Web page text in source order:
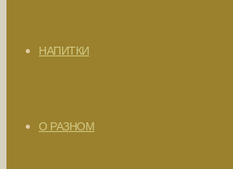
НАПИТКИ
О РАЗНОМ